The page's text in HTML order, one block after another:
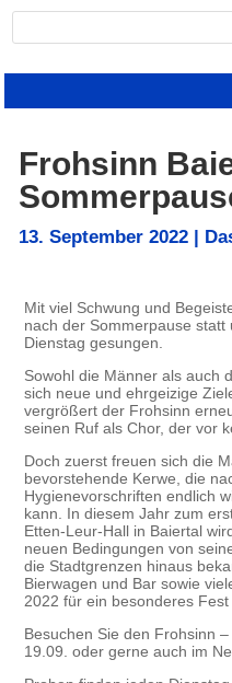
Frohsinn
13. September 2022 |
Mit viel Schwung und
nach der Sommerpause
Dienstag gesungen.
Sowohl die Männer als auch
sich neue und ehrgeizige
vergrößert der Frohsinn
seinen Ruf als Chor, der vor
Doch zuerst freuen sich die
bevorstehende Kerwe, die
Hygienevorschriften endlich
kann. In diesem Jahr zum
Etten-Leur-Hall in Baiertal
neuen Bedingungen von
die Stadtgrenzen hinaus
Bierwagen und Bar sowie
2022 für ein besonderes Fest
Besuchen Sie den Frohsinn
19.09. oder gerne auch im